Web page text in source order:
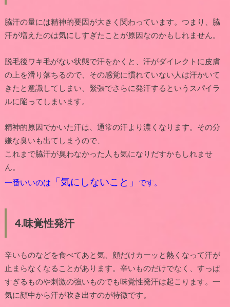
脇汗の量には精神的要因が大きく関わっています。つまり、脇
汗が増えたのは気にしすぎたことが原因なのかもしれません。
脱毛後ワキ毛がない状態で汗をかくと、汗がダイレクトに皮膚
の上を滑り落ちるので、その感覚に慣れていない人は汗かいて
きたと意識してしまい、緊張でさらに発汗するというスパイラ
ルに陥ってしまいます。
精神的原因でかいた汗は、通常の汗より濃くなります。その分
嫌な臭いも出てしまうので、
これまで脇汗が臭わなかった人も気になりだすかもしれませ
ん。
一番いいのは
「気にしないこと」 です。
4.味覚性発汗
辛いものなどを食べてあと気、顔だけカーッと熱くなって汗が
止まらなくなることがあります。辛いものだけでなく、すっぱ
すぎるものや刺激の強いものでも味覚性発汗は起こります。一
気に顔中から汗が吹き出すのが特徴です。